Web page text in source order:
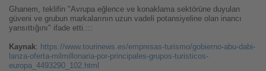
Ghanem, teklifin "Avrupa eğlence ve konaklama sektörüne duyulan
güveni ve grubun markalarının uzun vadeli potansiyeline olan inancı
yansıttığını" ifade etti.:::
Kaynak: https://www.tourinews.es/empresas-turismo/gobierno-abu-dabi-
lanza-oferta-milmillonaria-por-principales-grupos-turisticos-
europa_4493290_102.html